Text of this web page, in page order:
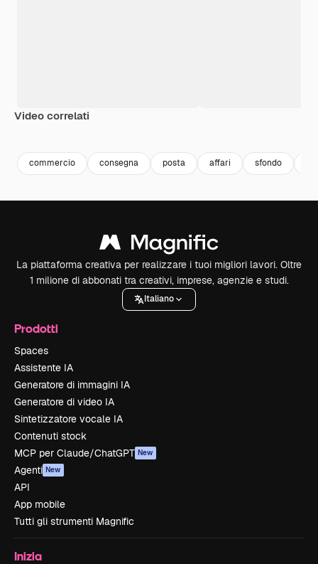
Video correlati
commercio consegna posta affari sfondo
La piattaforma creativa per realizzare i tuoi migliori lavori. Oltre
1 milione di abbonati tra creativi, imprese, agenzie e studi.
Italiano
Prodotti
Spaces
Assistente IA
Generatore di immagini IA
Generatore di video IA
Sintetizzatore vocale IA
Contenuti stock
MCP per Claude/ChatGPT New
Agenti New
API
App mobile
Tutti gli strumenti Magnific
Inizia